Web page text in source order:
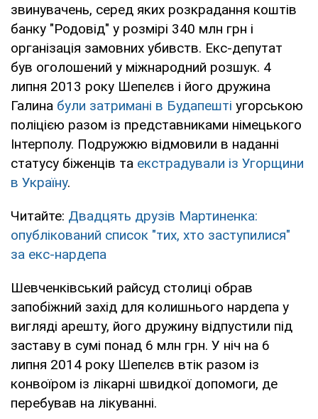
звинувачень, серед яких розкрадання коштів
банку "Родовід" у розмірі 340 млн грн і
організація замовних убивств. Екс-депутат
був оголошений у міжнародний розшук. 4
липня 2013 року Шепелєв і його дружина
Галина були затримані в Будапешті угорською
поліцією разом із представниками німецького
Інтерполу. Подружжю відмовили в наданні
статусу біженців та екстрадували із Угорщини
в Україну.
Читайте: Двадцять друзів Мартиненка:
опублікований список "тих, хто заступилися"
за екс-нардепа
Шевченківський райсуд столиці обрав
запобіжний захід для колишнього нардепа у
вигляді арешту, його дружину відпустили під
заставу в сумі понад 6 млн грн. У ніч на 6
липня 2014 року Шепелєв втік разом із
конвоїром із лікарні швидкої допомоги, де
перебував на лікуванні.